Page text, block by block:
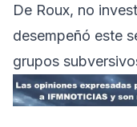
De Roux, no
desempeñó este
grupos